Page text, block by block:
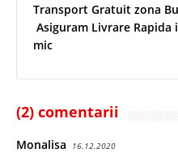
Transport Gratuit zona
Asiguram Livrare
mic
(2) comentarii
Monalisa 16.12.2020